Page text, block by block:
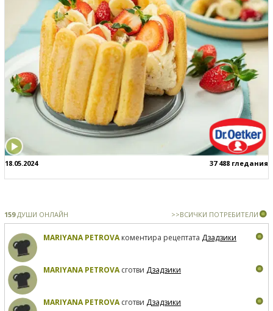
18.05.2024 37 488 гледания
159ДУШИ ОНЛАЙН >>ВСИЧКИ ПОТРЕБИТЕЛИ
MARIYANA PETROVAкоментира рецептата Дзадзики
MARIYANA PETROVAсготви Дзадзики
MARIYANA PETROVAсготви Дзадзики